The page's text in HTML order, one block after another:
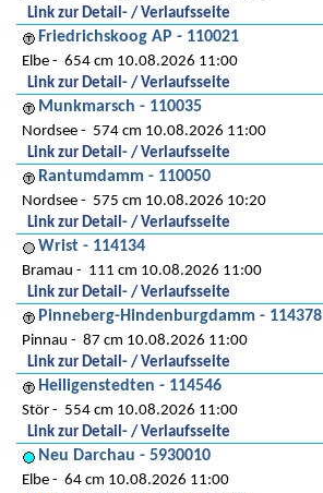
Link zur Detail- / Verlaufsseite
Friedrichskoog AP - 110021
Elbe
654 cm 10.08.2026 11:00
Link zur Detail- / Verlaufsseite
Munkmarsch - 110035
Nordsee
574 cm 10.08.2026 11:00
Link zur Detail- / Verlaufsseite
Rantumdamm - 110050
Nordsee
575 cm 10.08.2026 10:20
Link zur Detail- / Verlaufsseite
Wrist - 114134
Bramau
111 cm 10.08.2026 11:00
Link zur Detail- / Verlaufsseite
Pinneberg-Hindenburgdamm - 114378
Pinnau
87 cm 10.08.2026 11:00
Link zur Detail- / Verlaufsseite
Heiligenstedten - 114546
Stör
554 cm 10.08.2026 11:00
Link zur Detail- / Verlaufsseite
Neu Darchau - 5930010
Elbe
64 cm 10.08.2026 11:00